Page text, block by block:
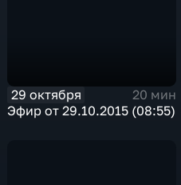
29 октября
20 мин
Эфир от 29.10.2015 (08:55)